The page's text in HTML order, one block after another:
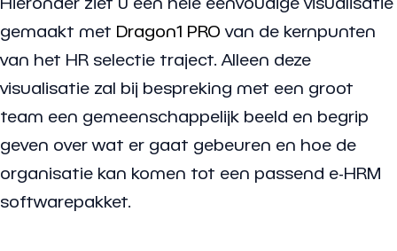
gemaakt met Dragon1 PRO van de kernpunten
van het HR selectie traject. Alleen deze
visualisatie zal bij bespreking met een groot
team een gemeenschappelijk beeld en begrip
geven over wat er gaat gebeuren en hoe de
organisatie kan komen tot een passend e-HRM
softwarepakket.